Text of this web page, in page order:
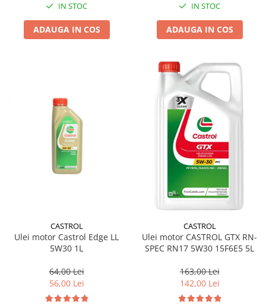
IN STOC
ADAUGA IN COS
IN STOC
ADAUGA IN COS
CASTROL
Ulei motor Castrol Edge LL
5W30 1L
64,00 Lei
56,00 Lei
CASTROL
Ulei motor CASTROL GTX RN-
SPEC RN17 5W30 15F6E5 5L
163,00 Lei
142,00 Lei